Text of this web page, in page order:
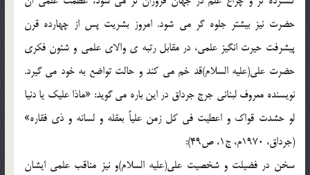
حضرت نیز بیشتر جلوه گر می شود. امروز بشریت پس از چهارده قرن
پیشرفت حیرت انگیز علمی، در مقابل رتبه ی والای علمی و شئون فکری
حضرت علی(علیه السلام)قد خم می کند و حالت تواضع به خود می گیرد.
نویسنده معروف لبنانی جرج جرداق در این باره می گوید: «ماذا علیک یا دنیا
لو حشدت قواک و اعطیت فی کل زمن علیاً بعقله و لسانه و ذی فقاره»
(جرداق، 1970م، ج1، ص49):
سخن در فضیلت و شخصیت علی(علیه السلام)و نیز مناقب علمی ایشان